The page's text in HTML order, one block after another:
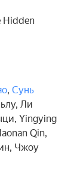
Hidden
, Сунь
, Ли
, Yingying
Qin,
, Чжоу